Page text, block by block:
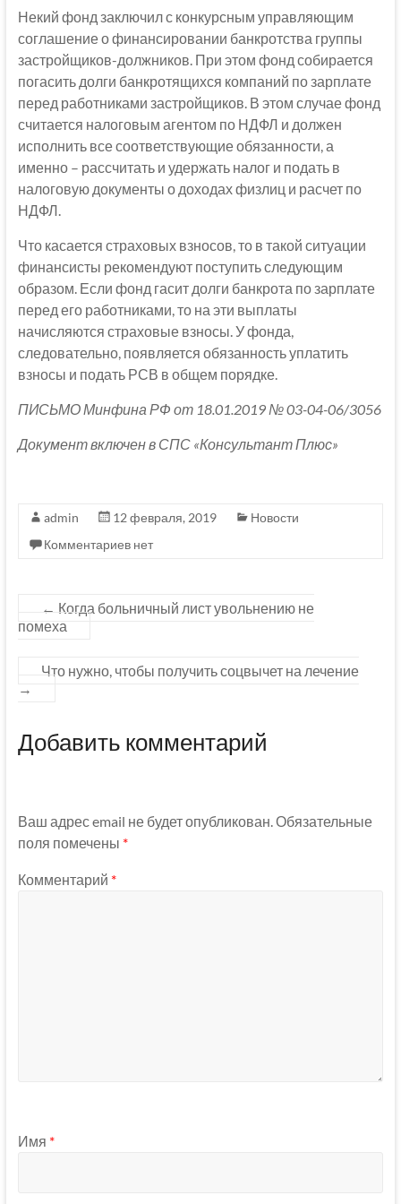
Некий фонд заключил с конкурсным управляющим
соглашение о финансировании банкротства группы
застройщиков-должников. При этом фонд собирается
погасить долги банкротящихся компаний по зарплате
перед работниками застройщиков. В этом случае фонд
считается налоговым агентом по НДФЛ и должен
исполнить все соответствующие обязанности, а
именно – рассчитать и удержать налог и подать в
налоговую документы о доходах физлиц и расчет по
НДФЛ.
Что касается страховых взносов, то в такой ситуации
финансисты рекомендуют поступить следующим
образом. Если фонд гасит долги банкрота по зарплате
перед его работниками, то на эти выплаты
начисляются страховые взносы. У фонда,
следовательно, появляется обязанность уплатить
взносы и подать РСВ в общем порядке.
ПИСЬМО Минфина РФ от 18.01.2019 № 03-04-06/3056
Документ включен в СПС «Консультант Плюс»
admin 12 февраля, 2019
Новости
Комментариев нет
← Когда больничный лист увольнению не
помеха
Что нужно, чтобы получить соцвычет на лечение
→
Добавить комментарий
Ваш адрес email не будет опубликован. Обязательные
поля помечены *
Комментарий *
Имя *